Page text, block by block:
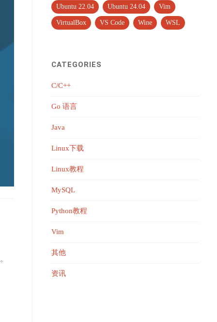
Ubuntu 22.04 Ubuntu 24.04 Vim
VirtualBox VS Code Wine WSL
CATEGORIES
C/C++
Go 语言
Java
Linux下载
Linux教程
MySQL
Python教程
Vim
其他
资讯